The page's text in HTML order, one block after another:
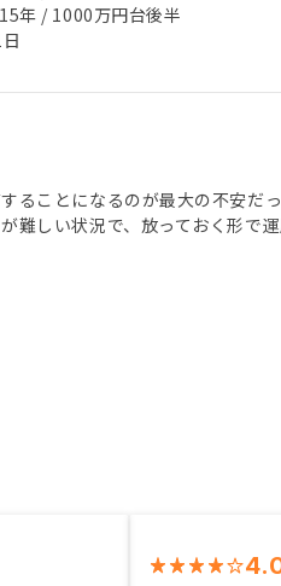
年 / 1000万円台後半
ることになるのが最大の不安だ
難しい状況で、放っておく形で